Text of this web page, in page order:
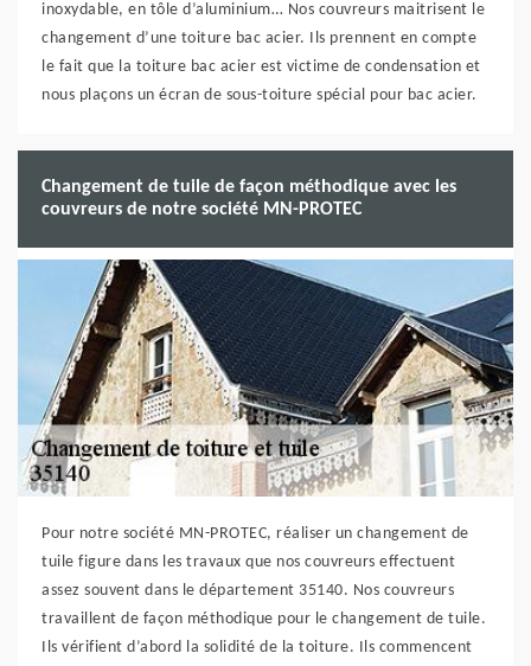
inoxydable, en tôle d’aluminium… Nos couvreurs maitrisent le
changement d’une toiture bac acier. Ils prennent en compte
le fait que la toiture bac acier est victime de condensation et
nous plaçons un écran de sous-toiture spécial pour bac acier.
Changement de tuile de façon méthodique avec les
couvreurs de notre société MN-PROTEC
Pour notre société MN-PROTEC, réaliser un changement de
tuile figure dans les travaux que nos couvreurs effectuent
assez souvent dans le département 35140. Nos couvreurs
travaillent de façon méthodique pour le changement de tuile.
Ils vérifient d’abord la solidité de la toiture. Ils commencent